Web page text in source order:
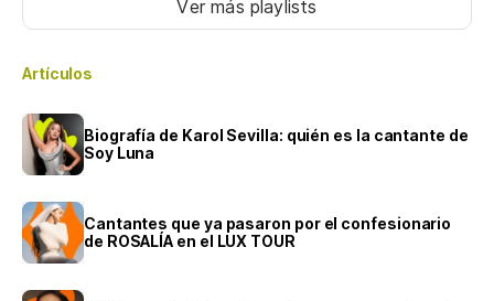
Ver más playlists
Artículos
Biografía de Karol Sevilla: quién es la cantante de
Soy Luna
Cantantes que ya pasaron por el confesionario
de ROSALÍA en el LUX TOUR